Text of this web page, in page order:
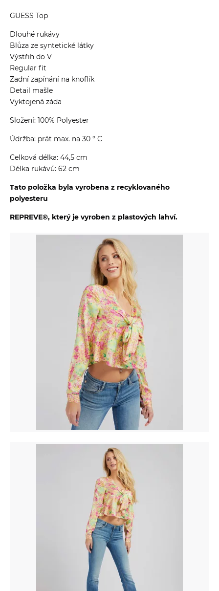
GUESS Top
Dlouhé rukávy
Blůza ze syntetické látky
Výstřih do V
Regular fit
Zadní zapínání na knoflík
Detail mašle
Vyktojená záda
Složení: 100% Polyester
Údržba: prát max. na 30 ° C
Celková délka: 44,5 cm
Délka rukávů: 62 cm
Tato položka byla vyrobena z recyklovaného
polyesteru
REPREVE®, který je vyroben z plastových lahví.